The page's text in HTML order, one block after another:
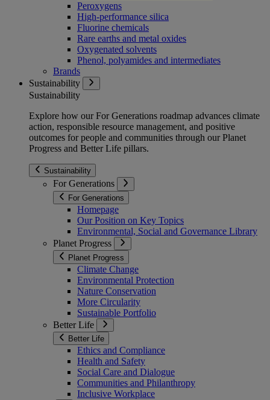
Peroxygens
High-performance silica
Fluorine chemicals
Rare earths and metal oxides
Oxygenated solvents
Phenol, polyamides and intermediates
Brands
Sustainability
Sustainability
Explore how our For Generations roadmap advances climate
action, responsible resource management, and positive
outcomes for people and communities through our Planet
Progress and Better Life pillars.
Sustainability
For Generations
For Generations
Homepage
Our Position on Key Topics
Environmental, Social and Governance Library
Planet Progress
Planet Progress
Climate Change
Environmental Protection
Nature Conservation
More Circularity
Sustainable Portfolio
Better Life
Better Life
Ethics and Compliance
Health and Safety
Social Care and Dialogue
Communities and Philanthropy
Inclusive Workplace